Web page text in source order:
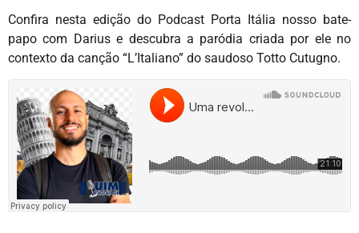
Confira nesta edição do Podcast Porta Itália nosso bate-
papo com Darius e descubra a paródia criada por ele no
contexto da canção “L’Italiano” do saudoso Totto Cutugno.